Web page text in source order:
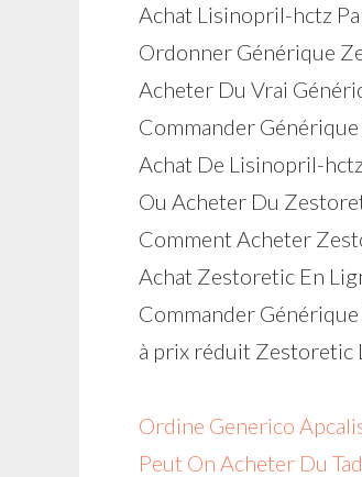
Achat Lisinopril-hctz
Ordonner Générique
Acheter Du Vrai
Commander
Achat De Lisinopril-
Ou Acheter Du
Comment Acheter
Achat Zestoretic En
Commander
à prix réduit Zestoretic
Ordine Generico
Peut On Acheter Du